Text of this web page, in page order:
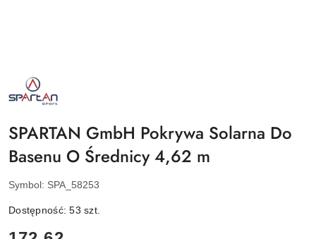
NAZWA
PRODUCENTA:
SPARTAN
SPARTAN GmbH Pokrywa Solarna Do
Basenu O Średnicy 4,62 m
Symbol: SPA_58253
Dostępność:53szt.